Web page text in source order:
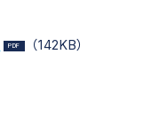
（142KB）